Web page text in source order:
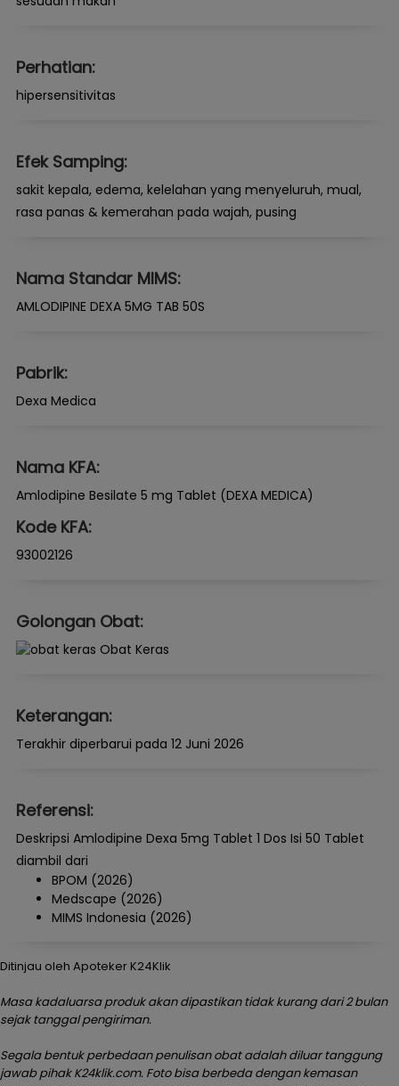
Perhatian:
hipersensitivitas
Efek Samping:
sakit kepala, edema, kelelahan yang menyeluruh, mual,
rasa panas & kemerahan pada wajah, pusing
Nama Standar MIMS:
AMLODIPINE DEXA 5MG TAB 50S
Pabrik:
Dexa Medica
Nama KFA:
Amlodipine Besilate 5 mg Tablet (DEXA MEDICA)
Kode KFA:
93002126
Golongan Obat:
Obat Keras
Keterangan:
Terakhir diperbarui pada 12 Juni 2026
Referensi:
Deskripsi Amlodipine Dexa 5mg Tablet 1 Dos Isi 50 Tablet
diambil dari
BPOM (2026)
Medscape (2026)
MIMS Indonesia (2026)
Ditinjau oleh Apoteker K24Klik
Masa kadaluarsa produk akan dipastikan tidak kurang dari 2 bulan
sejak tanggal pengiriman.
Segala bentuk perbedaan penulisan obat adalah diluar tanggung
jawab pihak K24klik.com. Foto bisa berbeda dengan kemasan